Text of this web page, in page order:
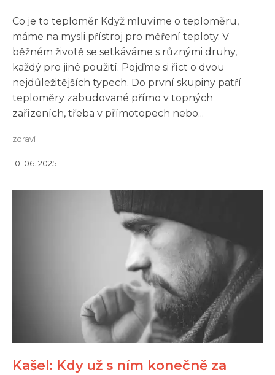
Co je to teploměr Když mluvíme o teploměru,
máme na mysli přístroj pro měření teploty. V
běžném životě se setkáváme s různými druhy,
každý pro jiné použití. Pojďme si říct o dvou
nejdůležitějších typech. Do první skupiny patří
teploměry zabudované přímo v topných
zařízeních, třeba v přímotopech nebo...
zdraví
10. 06. 2025
Kašel: Kdy už s ním konečně za